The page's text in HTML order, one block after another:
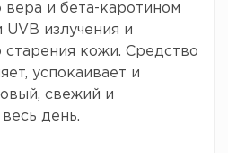
и бета-каротином
излучения и
кожи. Средство
успокаивает и
свежий и
день.